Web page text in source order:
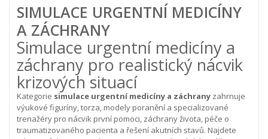
SIMULACE URGENTNÍ MEDICÍNY
A ZÁCHRANY
Simulace urgentní medicíny a
záchrany pro realistický nácvik
krizových situací
Kategorie simulace urgentní medicíny a záchrany zahrnuje
výukové figuríny, torza, modely poranění a specializované
trenažéry pro nácvik první pomoci, záchrany života, péče o
traumatizovaného pacienta a řešení akutních stavů. Najdete